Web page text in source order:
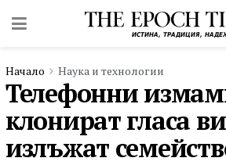
Начало Наука и технологии
Телефонни
клонират гласа
излъжат